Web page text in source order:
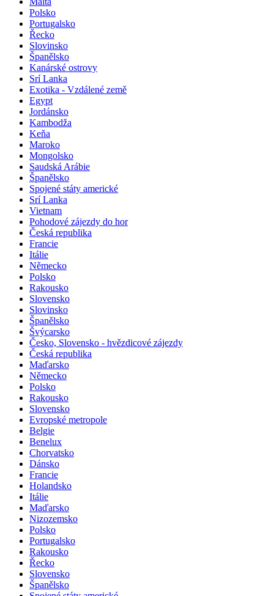
Polsko
Portugalsko
Řecko
Slovinsko
Španělsko
Kanárské ostrovy
Srí Lanka
Exotika - Vzdálené země
Egypt
Jordánsko
Kambodža
Keňa
Maroko
Mongolsko
Saudská Arábie
Španělsko
Spojené státy americké
Srí Lanka
Vietnam
Pohodové zájezdy do hor
Česká republika
Francie
Itálie
Německo
Polsko
Rakousko
Slovensko
Slovinsko
Španělsko
Švýcarsko
Česko, Slovensko - hvězdicové zájezdy
Česká republika
Maďarsko
Německo
Polsko
Rakousko
Slovensko
Evropské metropole
Belgie
Benelux
Chorvatsko
Dánsko
Francie
Holandsko
Itálie
Maďarsko
Nizozemsko
Polsko
Portugalsko
Rakousko
Řecko
Slovensko
Španělsko